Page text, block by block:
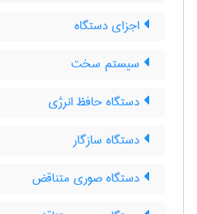
اجزای دستگاه
سیستم سخت
دستگاه حافظ انرژی
دستگاه سازگار
دستگاه صوری متناقض